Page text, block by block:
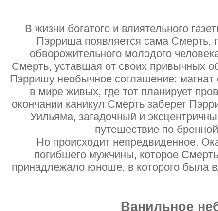
В жизни богатого и влиятельного
Пэрриша появляется сама Смерть,
обворожительного молодого
Смерть, уставшая от своих привычных
Пэрришу необычное соглашение: магнат
в мире живых, где тот планирует
окончании каникул Смерть заберет
Уильяма, загадочный и
путешествие по
Но происходит непредвиденное.
погибшего мужчины, которое
принадлежало юноше, в которого была
Ванильное